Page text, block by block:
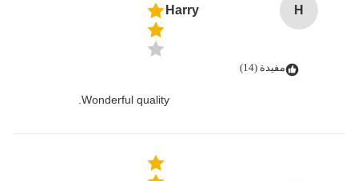
H
Harry
مفيدة (14)
Wonderful quality.